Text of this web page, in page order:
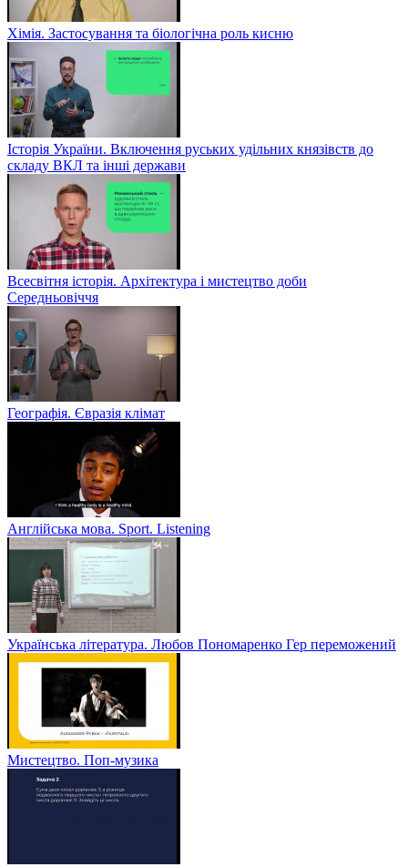
Хімія. Застосування та біологічна роль кисню
Історія України. Включення руських удільних князівств до
складу ВКЛ та інші держави
Всесвітня історія. Архітектура і мистецтво доби
Середньовіччя
Географія. Євразія клімат
Англійська мова. Sport. Listening
Українська література. Любов Пономаренко Гер переможений
Мистецтво. Поп-музика